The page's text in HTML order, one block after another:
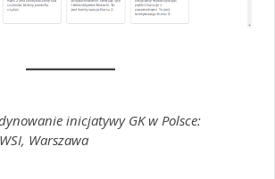
inicjatywy GK w Polsce:
Warszawa